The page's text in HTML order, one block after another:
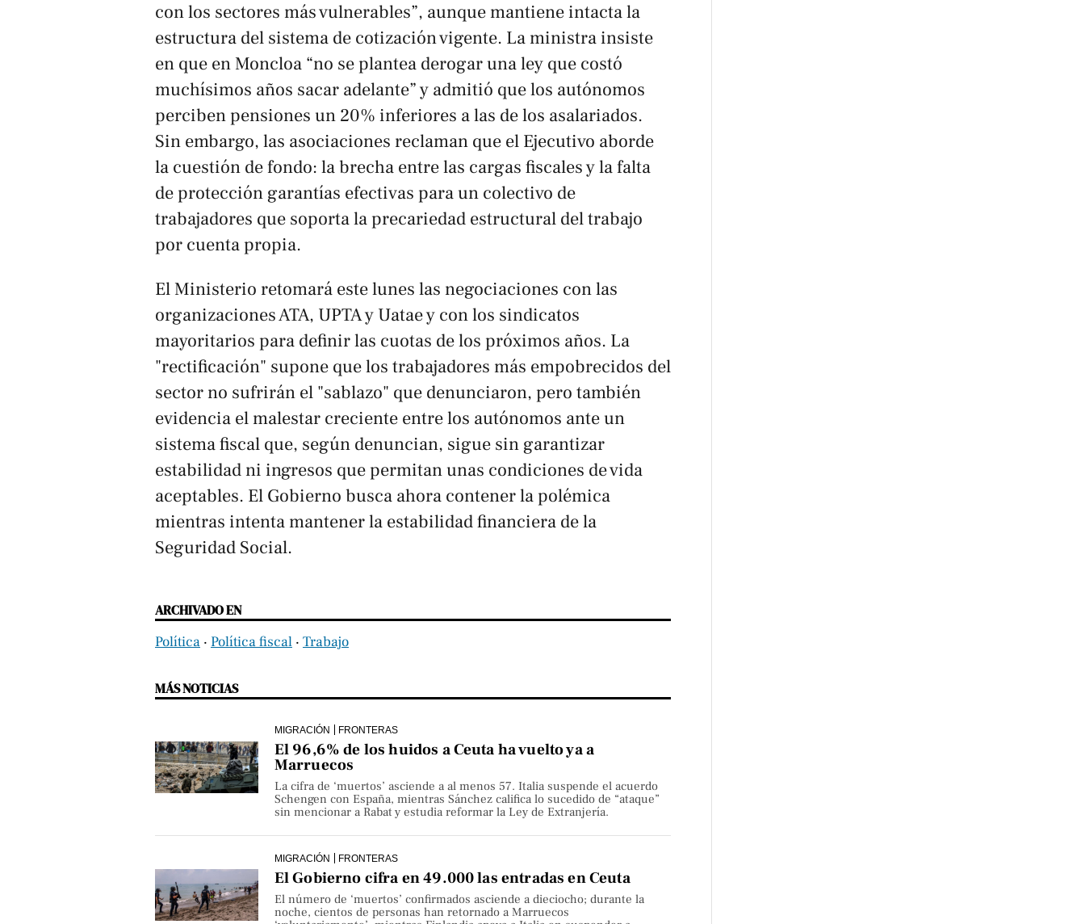
con los sectores más vulnerables”, aunque mantiene intacta la
estructura del sistema de cotización vigente. La ministra insiste
en que en Moncloa “no se plantea derogar una ley que costó
muchísimos años sacar adelante” y admitió que los autónomos
perciben pensiones un 20% inferiores a las de los asalariados.
Sin embargo, las asociaciones reclaman que el Ejecutivo aborde
la cuestión de fondo: la brecha entre las cargas fiscales y la falta
de protección garantías efectivas para un colectivo de
trabajadores que soporta la precariedad estructural del trabajo
por cuenta propia.
El Ministerio retomará este lunes las negociaciones con las
organizaciones ATA, UPTA y Uatae y con los sindicatos
mayoritarios para definir las cuotas de los próximos años. La
"rectificación" supone que los trabajadores más empobrecidos del
sector no sufrirán el "sablazo" que denunciaron, pero también
evidencia el malestar creciente entre los autónomos ante un
sistema fiscal que, según denuncian, sigue sin garantizar
estabilidad ni ingresos que permitan unas condiciones de vida
aceptables. El Gobierno busca ahora contener la polémica
mientras intenta mantener la estabilidad financiera de la
Seguridad Social.
ARCHIVADO EN
Política ‧ Política fiscal ‧ Trabajo
MÁS NOTICIAS
MIGRACIÓN FRONTERAS
El 96,6% de los huidos a Ceuta ha vuelto ya a
Marruecos
La cifra de ‘muertos’ asciende a al menos 57. Italia suspende el acuerdo
Schengen con España, mientras Sánchez califica lo sucedido de “ataque”
sin mencionar a Rabat y estudia reformar la Ley de Extranjería.
MIGRACIÓN FRONTERAS
El Gobierno cifra en 49.000 las entradas en Ceuta
El número de ‘muertos’ confirmados asciende a dieciocho; durante la
noche, cientos de personas han retornado a Marruecos